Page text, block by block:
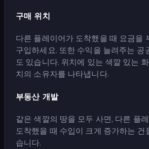
구매 위치
다른 플레이어가 도착했을 때 요금을
구입하세요. 또한 수익을 늘려주는 공
도 있습니다. 위치에 있는 색깔 있는
치의 소유자를 나타냅니다.
부동산 개발
같은 색깔의 땅을 모두 사면, 다른 플
도착했을 때 수입이 크게 증가하는 건
습니다.